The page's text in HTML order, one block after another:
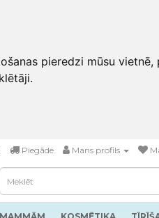
pieredzi mūsu
Piegāde Mans profils